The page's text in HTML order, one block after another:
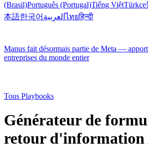
(Brasil)Português (Portugal)Tiếng ViệtTürkçe
本語한국어 العربيةไทยहिन्दी
Manus fait désormais partie de Meta —
entreprises du monde entier
Tous Playbooks
Générateur de
retour